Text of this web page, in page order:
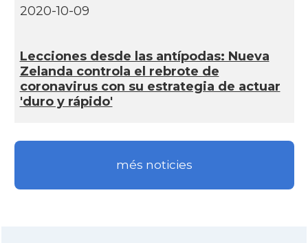
2020-10-09
Lecciones desde las antí­podas: Nueva
Zelanda controla el rebrote de
coronavirus con su estrategia de actuar
'duro y rápido'
més noticies